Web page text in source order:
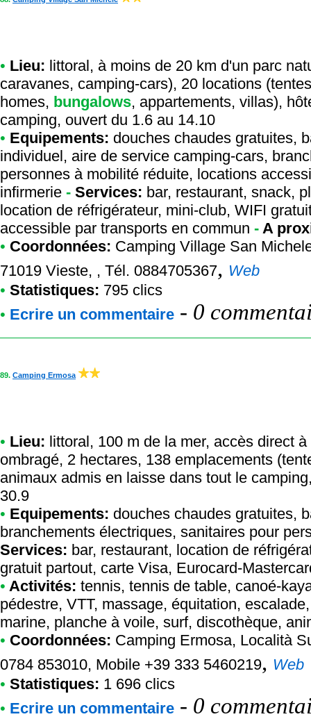
• Lieu: littoral, à moins de 20 km d'un parc
caravanes, camping-cars), 20 locations
homes, bungalows, appartements, villas),
camping, ouvert du 1.6 au 14.10
• Equipements: douches chaudes gratuites,
individuel, aire de service camping-cars,
personnes à mobilité réduite, locations
infirmerie - Services: bar, restaurant, snack,
location de réfrigérateur, mini-club, WIFI
accessible par transports en commun - A
• Coordonnées: Camping Village San
71019 Vieste, , Tél. 0884705367, Web
• Statistiques: 795 clics
• Ecrire un commentaire - 0
89. Camping Ermosa
• Lieu: littoral, 100 m de la mer, accès direct
ombragé, 2 hectares, 138 emplacements
animaux admis en laisse dans tout le
30.9
• Equipements: douches chaudes gratuites,
branchements électriques, sanitaires pour
Services: bar, restaurant, location de
gratuit partout, carte Visa, Eurocard-
• Activités: tennis, tennis de table, canoé-
pédestre, VTT, massage, équitation,
marine, planche à voile, surf, discothèque,
• Coordonnées: Camping Ermosa, Località
0784 853010, Mobile +39 333 5460219, Web
• Statistiques: 1 696 clics
• Ecrire un commentaire - 0